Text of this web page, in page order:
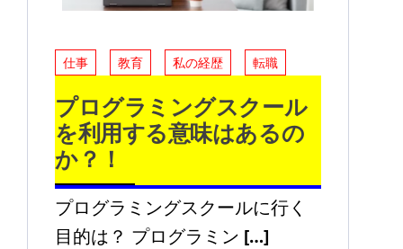
仕事 教育 私の経歴 転職
プログラミングスクール
を利用する意味はあるの
か？！
プログラミングスクールに行く
目的は？ プログラミン […]